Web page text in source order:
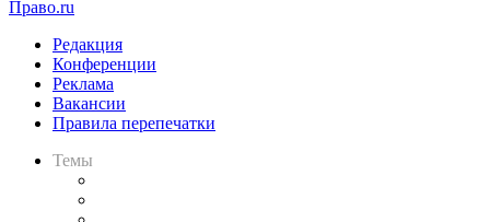
Право.ru
Редакция
Конференции
Реклама
Вакансии
Правила перепечатки
Темы